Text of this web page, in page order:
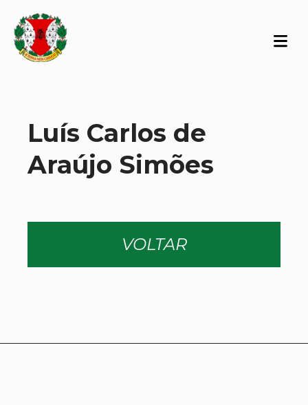
Luís Carlos de
Araújo Simões
VOLTAR